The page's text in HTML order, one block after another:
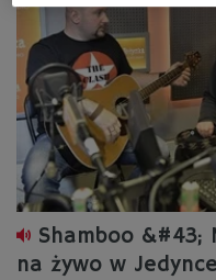
Shamboo &#43;
na żywo w